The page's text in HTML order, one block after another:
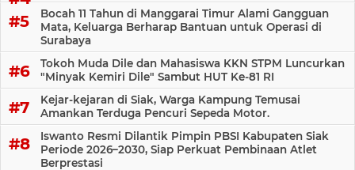
Bocah 11 Tahun di Manggarai Timur Alami Gangguan
Mata, Keluarga Berharap Bantuan untuk Operasi di
Surabaya
Tokoh Muda Dile dan Mahasiswa KKN STPM Luncurkan
"Minyak Kemiri Dile" Sambut HUT Ke-81 RI
Kejar-kejaran di Siak, Warga Kampung Temusai
Amankan Terduga Pencuri Sepeda Motor.
Iswanto Resmi Dilantik Pimpin PBSI Kabupaten Siak
Periode 2026–2030, Siap Perkuat Pembinaan Atlet
Berprestasi